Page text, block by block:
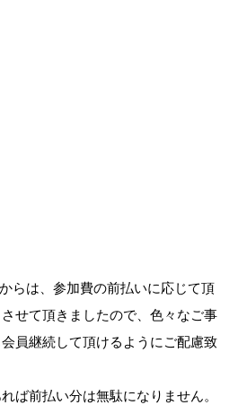
らは、参加費の前払いに応じて頂
せて頂きましたので、色々なご事
員継続して頂けるようにご配慮致
ば前払い分は無駄になりません。